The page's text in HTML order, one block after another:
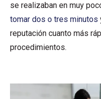
se realizaban en muy
tomar dos o tres minutos
reputación cuanto más
procedimientos.